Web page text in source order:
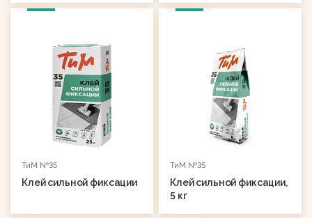
ТиМ №35
Клей сильной фиксации
ТиМ №35
Клей сильной фиксации,
5 кг